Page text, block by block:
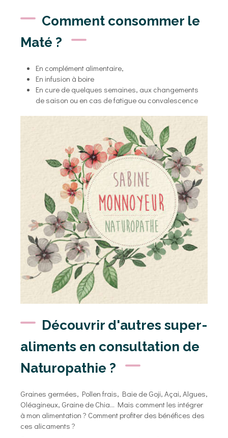
Comment consommer le
Maté ?
En complément alimentaire,
En infusion à boire
En cure de quelques semaines, aux changements
de saison ou en cas de fatigue ou convalescence
Découvrir d'autres super-
aliments en consultation de
Naturopathie ?
Graines germées, Pollen frais, Baie de Goji, Açai, Algues,
Oléagineux, Graine de Chia... Mais comment les intégrer
à mon alimentation ? Comment profiter des bénéfices des
ces alicaments ?